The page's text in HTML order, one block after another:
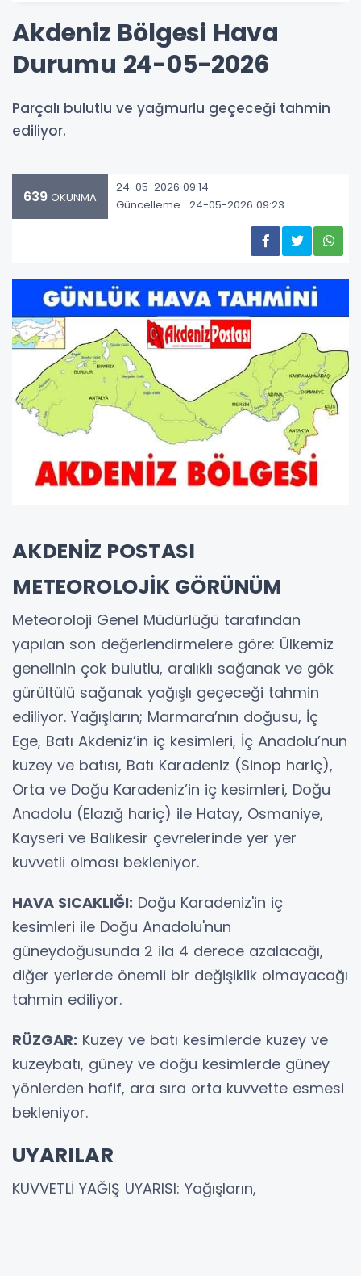
Akdeniz Bölgesi Hava
Durumu 24-05-2026
Parçalı bulutlu ve yağmurlu geçeceği tahmin
ediliyor.
639 OKUNMA
24-05-2026 09:14
Güncelleme : 24-05-2026 09:23
AKDENİZ POSTASI
METEOROLOJİK GÖRÜNÜM
Meteoroloji Genel Müdürlüğü tarafından
yapılan son değerlendirmelere göre: Ülkemiz
genelinin çok bulutlu, aralıklı sağanak ve gök
gürültülü sağanak yağışlı geçeceği tahmin
ediliyor. Yağışların; Marmara’nın doğusu, İç
Ege, Batı Akdeniz’in iç kesimleri, İç Anadolu’nun
kuzey ve batısı, Batı Karadeniz (Sinop hariç),
Orta ve Doğu Karadeniz’in iç kesimleri, Doğu
Anadolu (Elazığ hariç) ile Hatay, Osmaniye,
Kayseri ve Balıkesir çevrelerinde yer yer
kuvvetli olması bekleniyor.
HAVA SICAKLIĞI: Doğu Karadeniz'in iç
kesimleri ile Doğu Anadolu'nun
güneydoğusunda 2 ila 4 derece azalacağı,
diğer yerlerde önemli bir değişiklik olmayacağı
tahmin ediliyor.
RÜZGAR: Kuzey ve batı kesimlerde kuzey ve
kuzeybatı, güney ve doğu kesimlerde güney
yönlerden hafif, ara sıra orta kuvvette esmesi
bekleniyor.
UYARILAR
KUVVETLİ YAĞIŞ UYARISI: Yağışların,